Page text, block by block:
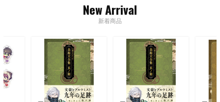
New Arrival
新着商品